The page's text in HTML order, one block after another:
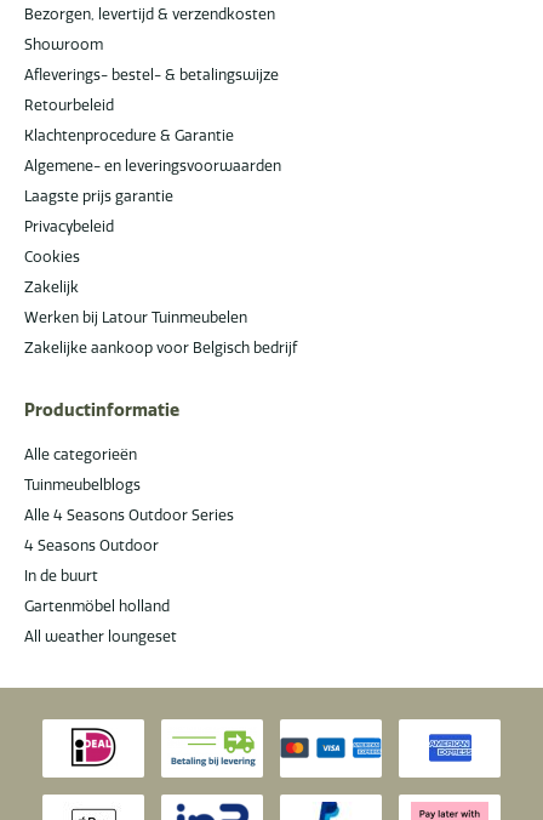
Bezorgen, levertijd & verzendkosten
Showroom
Afleverings- bestel- & betalingswijze
Retourbeleid
Klachtenprocedure & Garantie
Algemene- en leveringsvoorwaarden
Laagste prijs garantie
Privacybeleid
Cookies
Zakelijk
Werken bij Latour Tuinmeubelen
Zakelijke aankoop voor Belgisch bedrijf
Productinformatie
Alle categorieën
Tuinmeubelblogs
Alle 4 Seasons Outdoor Series
4 Seasons Outdoor
In de buurt
Gartenmöbel holland
All weather loungeset